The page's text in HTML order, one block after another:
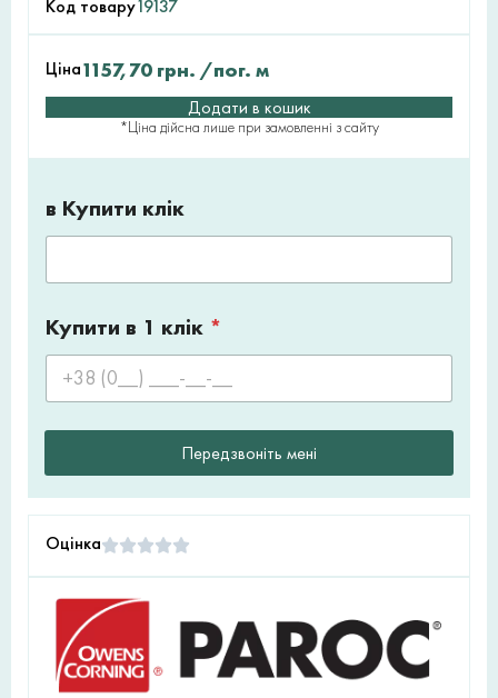
Код товару19137
Ціна1157,70 грн. /пог. м
Додати в кошик
*Ціна дійсна лише при замовленні з сайту
в Купити клік
Купити в 1 клік *
Передзвоніть мені
Оцінка